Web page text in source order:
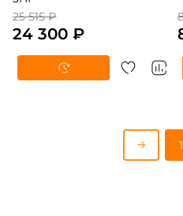
25 515 ₽
24 300 ₽
1